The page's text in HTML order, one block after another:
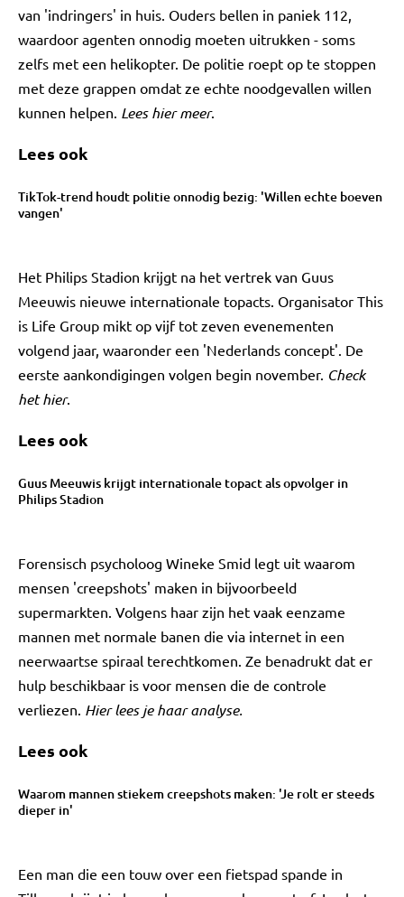
van 'indringers' in huis. Ouders bellen in paniek 112,
waardoor agenten onnodig moeten uitrukken - soms
zelfs met een helikopter. De politie roept op te stoppen
met deze grappen omdat ze echte noodgevallen willen
kunnen helpen. Lees hier meer.
Lees ook
TikTok-trend houdt politie onnodig bezig: 'Willen echte boeven
vangen'
Het Philips Stadion krijgt na het vertrek van Guus
Meeuwis nieuwe internationale topacts. Organisator This
is Life Group mikt op vijf tot zeven evenementen
volgend jaar, waaronder een 'Nederlands concept'. De
eerste aankondigingen volgen begin november. Check
het hier.
Lees ook
Guus Meeuwis krijgt internationale topact als opvolger in
Philips Stadion
Forensisch psycholoog Wineke Smid legt uit waarom
mensen 'creepshots' maken in bijvoorbeeld
supermarkten. Volgens haar zijn het vaak eenzame
mannen met normale banen die via internet in een
neerwaartse spiraal terechtkomen. Ze benadrukt dat er
hulp beschikbaar is voor mensen die de controle
verliezen. Hier lees je haar analyse.
Lees ook
Waarom mannen stiekem creepshots maken: 'Je rolt er steeds
dieper in'
Een man die een touw over een fietspad spande in